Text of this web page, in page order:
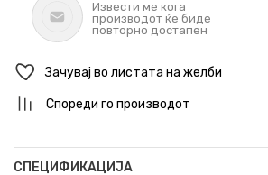
Извести ме кога
производот ќе биде
повторно достапен
Зачувај во листата на желби
Спореди го производот
СПЕЦИФИКАЦИЈА